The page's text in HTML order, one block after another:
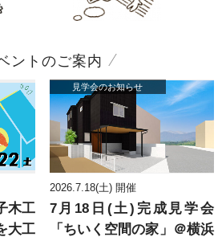
ントのご案内
木工
大工
見学会のお知らせ
2026.7.18(土) 開催
7月18日(土)完成見学会
「ちいく空間の家」＠横浜